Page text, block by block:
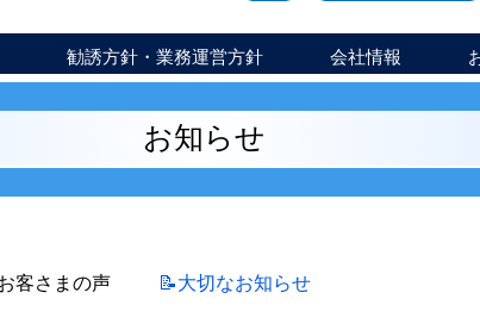
勧誘方針・業務運営方針 会社情報
お知らせ
客さまの声 📝大切なお知らせ